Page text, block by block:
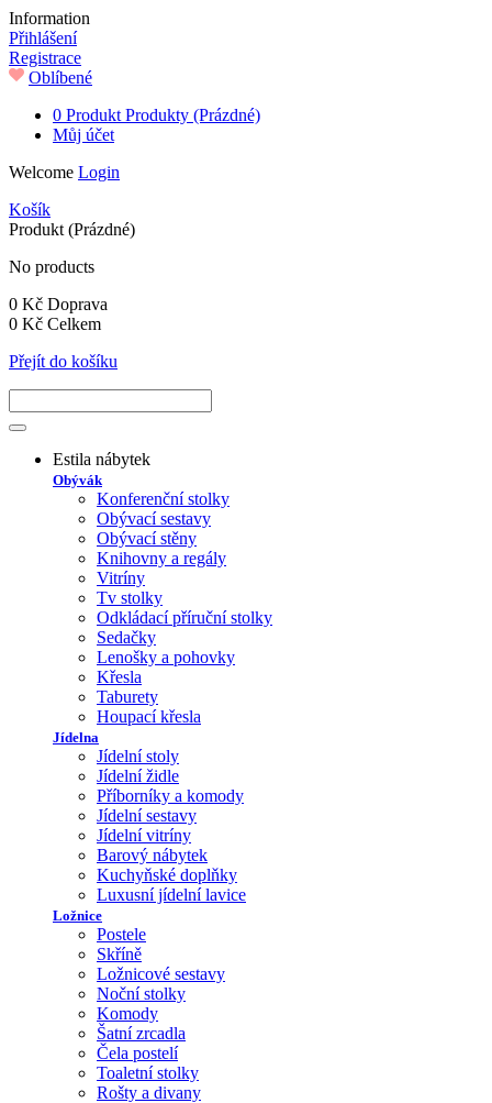
Information
Přihlášení
Registrace
Oblíbené
0 Produkt Produkty (Prázdné)
Můj účet
Welcome Login
Košík
Produkt (Prázdné)
No products
0 Kč Doprava
0 Kč Celkem
Přejít do košíku
Estila nábytek
Obývák
Konferenční stolky
Obývací sestavy
Obývací stěny
Knihovny a regály
Vitríny
Tv stolky
Odkládací příruční stolky
Sedačky
Lenošky a pohovky
Křesla
Taburety
Houpací křesla
Jídelna
Jídelní stoly
Jídelní židle
Příborníky a komody
Jídelní sestavy
Jídelní vitríny
Barový nábytek
Kuchyňské doplňky
Luxusní jídelní lavice
Ložnice
Postele
Skříně
Ložnicové sestavy
Noční stolky
Komody
Šatní zrcadla
Čela postelí
Toaletní stolky
Rošty a divany